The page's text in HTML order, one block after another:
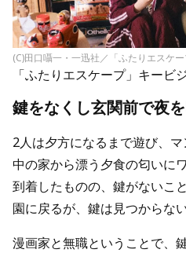
(C)田口囁一・一迅社／「ふたりエスケ
「ふたりエスケープ」キービ
鍵をなくし玄関前で夜
2人は夕方になるまで遊び、
中の家から漂う夕食の匂いに
到着したものの、鍵がないこ
園に戻るが、鍵は見つからない
漫画家と無職ということで、